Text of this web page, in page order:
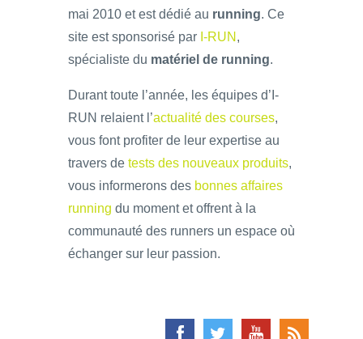
mai 2010 et est dédié au running. Ce
site est sponsorisé par I-RUN ,
spécialiste du matériel de running.
Durant toute l’année, les équipes d’I-
RUN relaient l’actualité des courses,
vous font profiter de leur expertise au
travers de tests des nouveaux produits,
vous informerons des bonnes affaires
running du moment et offrent à la
communauté des runners un espace où
échanger sur leur passion.